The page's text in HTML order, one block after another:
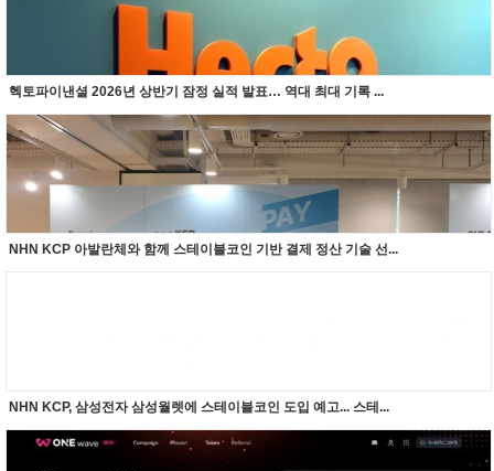
헥토파이낸셜 2026년 상반기 잠정 실적 발표… 역대 최대 기록 ...
NHN KCP 아발란체와 함께 스테이블코인 기반 결제 정산 기술 선...
NHN KCP, 삼성전자 삼성월렛에 스테이블코인 도입 예고... 스테...